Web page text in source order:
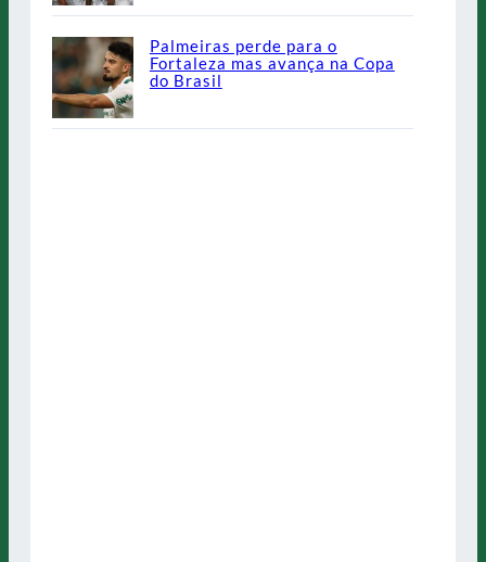
Palmeiras perde para o
Fortaleza mas avança na Copa
do Brasil